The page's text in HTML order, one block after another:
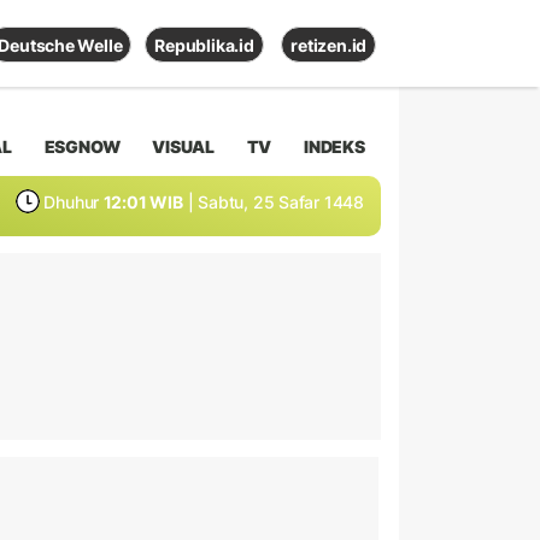
Deutsche Welle Republika.id retizen.id
ESGNOW VISUAL TV INDEKS
Dhuhur 12:01 WIB | Sabtu, 25 Safar 1448